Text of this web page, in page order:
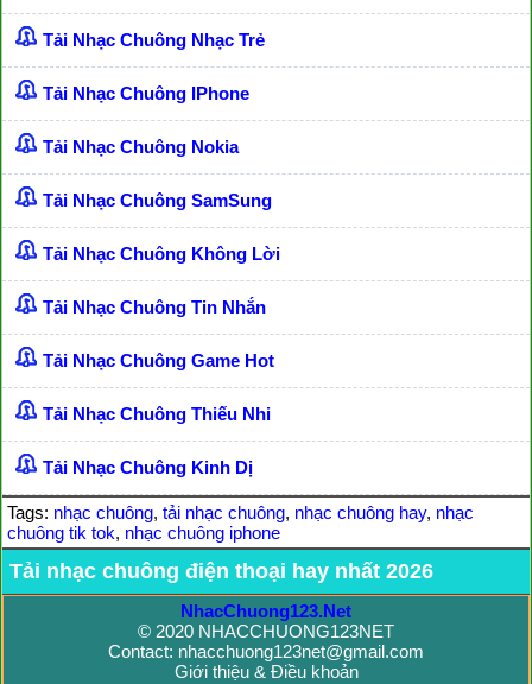
Tải Nhạc Chuông Nhạc Trẻ
Tải Nhạc Chuông IPhone
Tải Nhạc Chuông Nokia
Tải Nhạc Chuông SamSung
Tải Nhạc Chuông Không Lời
Tải Nhạc Chuông Tin Nhắn
Tải Nhạc Chuông Game Hot
Tải Nhạc Chuông Thiếu Nhi
Tải Nhạc Chuông Kinh Dị
Tags: nhạc chuông, tải nhạc chuông, nhạc chuông hay, nhạc
chuông tik tok, nhạc chuông iphone
Tải nhạc chuông điện thoại hay nhất 2026
NhacChuong123.Net
© 2020 NHACCHUONG123NET
Contact: nhacchuong123net@gmail.com
Giới thiệu & Điều khoản